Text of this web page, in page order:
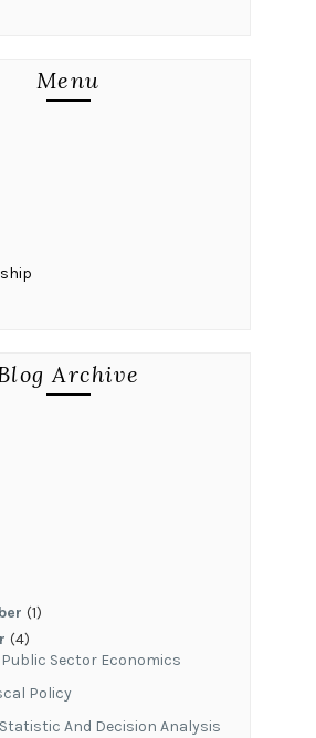
Menu
Archive
(1)
(4)
Sector Economics
Policy
And Decision Analysis